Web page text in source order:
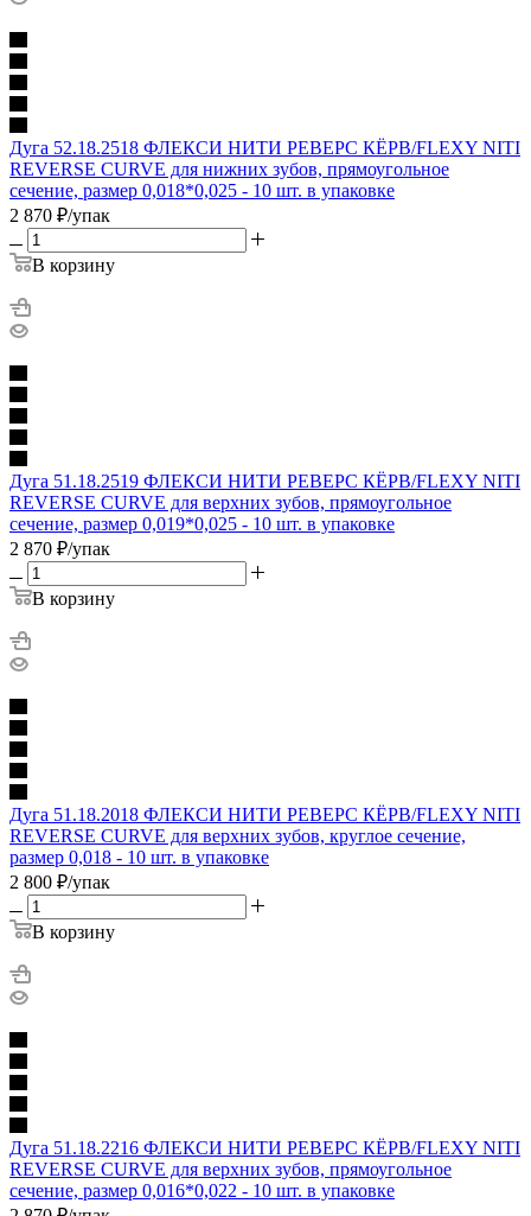
Дуга 52.18.2518 ФЛЕКСИ НИТИ РЕВЕРС КЁРВ/FLEXY NITI
REVERSE CURVE для нижних зубов, прямоугольное
сечение, размер 0,018*0,025 - 10 шт. в упаковке
2 870 ₽/упак
В корзину
Дуга 51.18.2519 ФЛЕКСИ НИТИ РЕВЕРС КЁРВ/FLEXY NITI
REVERSE CURVE для верхних зубов, прямоугольное
сечение, размер 0,019*0,025 - 10 шт. в упаковке
2 870 ₽/упак
В корзину
Дуга 51.18.2018 ФЛЕКСИ НИТИ РЕВЕРС КЁРВ/FLEXY NITI
REVERSE CURVE для верхних зубов, круглое сечение,
размер 0,018 - 10 шт. в упаковке
2 800 ₽/упак
В корзину
Дуга 51.18.2216 ФЛЕКСИ НИТИ РЕВЕРС КЁРВ/FLEXY NITI
REVERSE CURVE для верхних зубов, прямоугольное
сечение, размер 0,016*0,022 - 10 шт. в упаковке